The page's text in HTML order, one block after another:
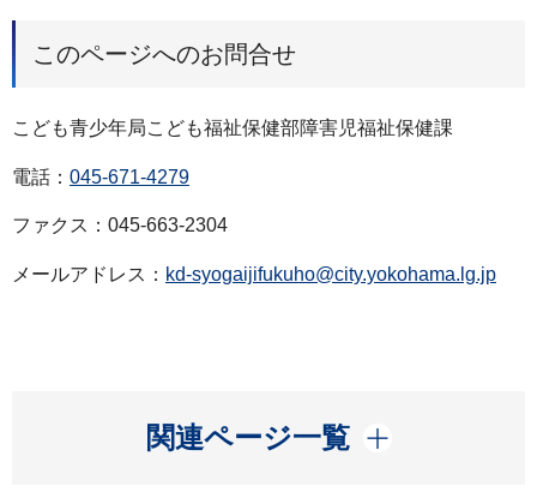
このページへのお問合せ
こども青少年局こども福祉保健部障害児福祉保健課
電話： 045-671-4279
ファクス：045-663-2304
メールアドレス： kd-syogaijifukuho@city.yokohama.lg.jp
関連ページ一覧
開く